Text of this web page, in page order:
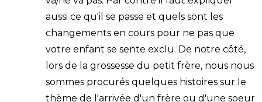
aussi ce qu'il se passe et quels sont les
changements en cours pour ne pas que
votre enfant se sente exclu. De notre côté,
lors de la grossesse du petit frère, nous nous
sommes procurés quelques histoires sur le
thème de l'arrivée d'un frère ou d'une soeur